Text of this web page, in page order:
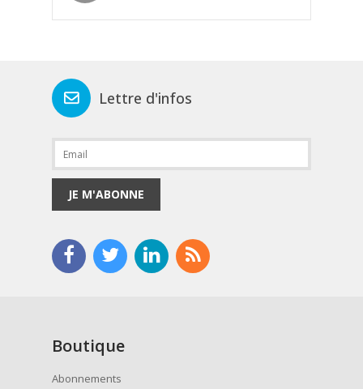
Lettre d'infos
JE M'ABONNE
Boutique
Abonnements